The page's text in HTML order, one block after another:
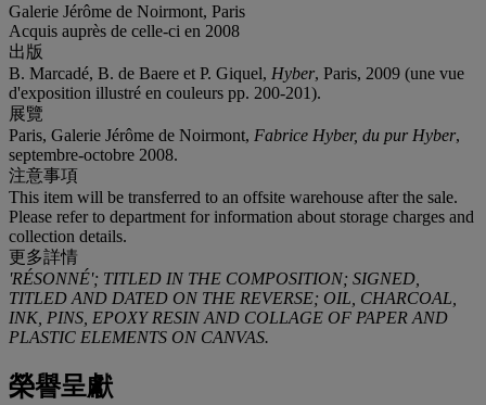
Galerie Jérôme de Noirmont, Paris
Acquis auprès de celle-ci en 2008
出版
B. Marcadé, B. de Baere et P. Giquel, Hyber, Paris, 2009 (une vue
d'exposition illustré en couleurs pp. 200-201).
展覽
Paris, Galerie Jérôme de Noirmont, Fabrice Hyber, du pur Hyber,
septembre-octobre 2008.
注意事項
This item will be transferred to an offsite warehouse after the sale.
Please refer to department for information about storage charges and
collection details.
更多詳情
'RÉSONNÉ'; TITLED IN THE COMPOSITION; SIGNED,
TITLED AND DATED ON THE REVERSE; OIL, CHARCOAL,
INK, PINS, EPOXY RESIN AND COLLAGE OF PAPER AND
PLASTIC ELEMENTS ON CANVAS.
榮譽呈獻